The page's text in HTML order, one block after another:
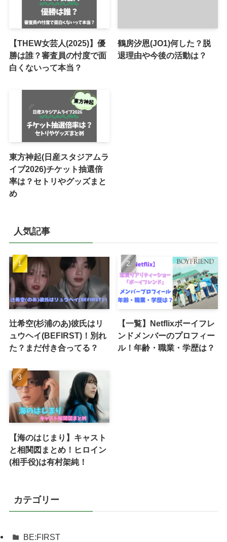
【THEW女芸人(2025)】優
勝は誰？審査員の忖度で面
白くないって本当？
鶴房汐恩(JO1)何した？脱
退理由や今後の活動は？
東方神起(日産スタジアムラ
イブ2026)チケット抽選倍
率は？セトリやグッズまと
め
人気記事
辻希空(杉浦のあ)彼氏はリ
ュウヘイ(BEFIRST)！別れ
た？まだ付き合ってる？
【一覧】Netflixボーイフレ
ンドメンバーのプロフィー
ル！年齢・職業・学歴は？
【海のはじまり】キャスト
と相関図まとめ！ヒロイン
(相手役)は有村架純！
カテゴリー
BE:FIRST